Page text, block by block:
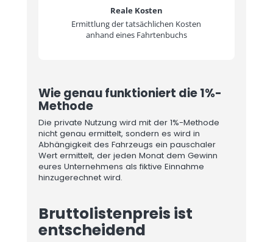
Reale Kosten
Ermittlung der tatsächlichen Kosten
anhand eines Fahrtenbuchs
Wie genau funktioniert die 1%-
Methode
Die private Nutzung wird mit der 1%-Methode
nicht genau ermittelt, sondern es wird in
Abhängigkeit des Fahrzeugs ein pauschaler
Wert ermittelt, der jeden Monat dem Gewinn
eures Unternehmens als fiktive Einnahme
hinzugerechnet wird.
Bruttolistenpreis ist
entscheidend